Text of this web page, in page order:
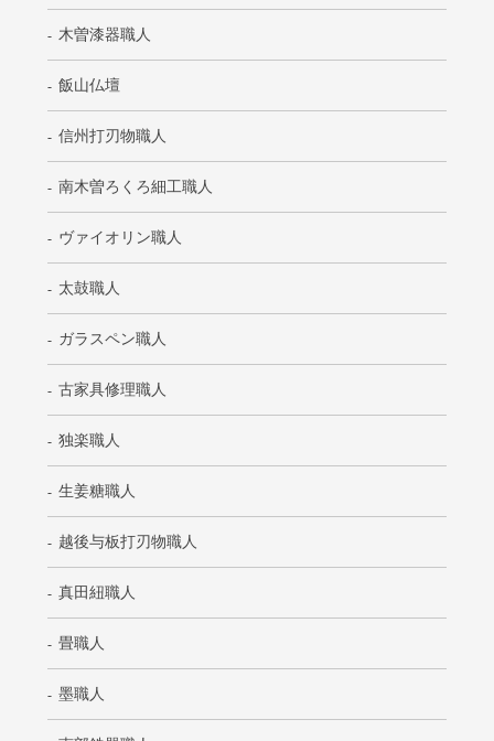
木曽漆器職人
飯山仏壇
信州打刃物職人
南木曽ろくろ細工職人
ヴァイオリン職人
太鼓職人
ガラスペン職人
古家具修理職人
独楽職人
生姜糖職人
越後与板打刃物職人
真田紐職人
畳職人
墨職人